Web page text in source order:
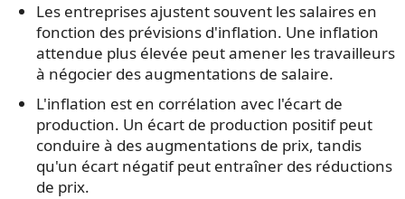
Les entreprises ajustent souvent les salaires en
fonction des prévisions d'inflation. Une inflation
attendue plus élevée peut amener les travailleurs
à négocier des augmentations de salaire.
L'inflation est en corrélation avec l'écart de
production. Un écart de production positif peut
conduire à des augmentations de prix, tandis
qu'un écart négatif peut entraîner des réductions
de prix.